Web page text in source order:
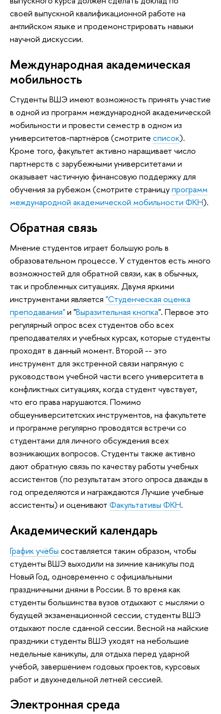
своей выпускной квалификационной работе на
английском языке и продемонстрировать навыки
научной дискуссии.
Международная академическая
мобильность
Студенты ВШЭ имеют возможность принять участие
в одной из программ международной академической
мобильности и провести семестр в одном из
университетов-партнёров (смотрите список).
Кроме того, факультет активно наращивает число
партнерств с зарубежными университетами и
оказывает частичную финансовую поддержку для
обучения за рубежом (смотрите страницупрограмм
международной академической мобильности ФКН).
Обратная связь
Мнение студентов играет большую роль в
образовательном процессе. У студентов есть много
возможностей для обратной связи, как в обычных,
так и проблемных ситуациях. Двумя яркими
инструментами является "Студенческая оценка
преподавания"и "Выразительная кнопка". Первое это
регулярный опрос всех студентов обо всех
преподавателях и учебных курсах, которые студенты
проходят в данный момент. Второй -- это
инструмент для экстренной связи напрямую с
руководством учебной части всего университета в
конфликтных ситуациях, когда студент чувствует,
что его права нарушаются. Помимо
общеуниверситетских инструментов, на факультете
и программе регулярно проводятся встречи со
студентами для личного обсуждения всех
возникающих вопросов. Студенты также активно
дают обратную связь по качеству работы учебных
ассистентов (по результатам этого опроса дважды в
год определяются и награждаются Лучшие учебные
ассистенты) и оценивают Факультативы ФКН.
Академический календарь
График учёбы составляется таким образом, чтобы
студенты ВШЭ выходили на зимние каникулы под
Новый Год, одновременно с официальными
праздничными днями в России. В то время как
студенты большинства вузов отдыхают с мыслями о
будущей экзаменационной сессии, студенты ВШЭ
отдыхают после сданной сессии. Весной на майские
праздники студенты ВШЭ уходят на небольшие
недельные каникулы, для отдыха перед ударной
учёбой, завершением годовых проектов, курсовых
работ и двухнедельной летней сессией.
Электронная среда